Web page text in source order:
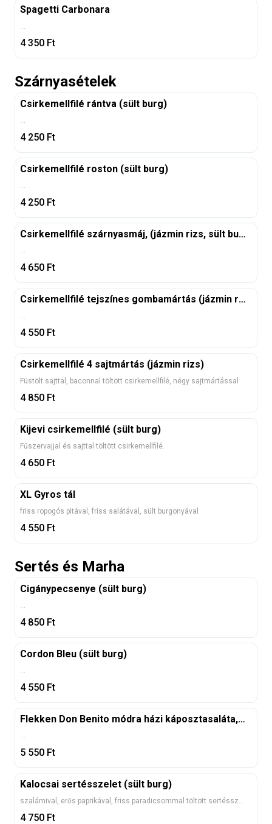
Spagetti Carbonara
...
4 350 Ft
Szárnyasételek
Csirkemellfilé rántva (sült burg)
...
4 250 Ft
Csirkemellfilé roston (sült burg)
...
4 250 Ft
Csirkemellfilé szárnyasmáj, (jázmin rizs, sült burg)
...
4 650 Ft
Csirkemellfilé tejszínes gombamártás (jázmin rizs)
...
4 550 Ft
Csirkemellfilé 4 sajtmártás (jázmin rizs)
Füstölt sajttal, baconnal töltött csirkemellfilé, négy sajtmártással
4 850 Ft
Kijevi csirkemellfilé (sült burg)
Fűszervajjal és sajttal töltött csirkemellfilé.
4 650 Ft
XL Gyros tál
friss ropogós pitával, friss salátával, sült burgonyával
4 550 Ft
Sertés és Marha
Cigánypecsenye (sült burg)
...
4 850 Ft
Cordon Bleu (sült burg)
...
4 550 Ft
Flekken Don Benito módra házi káposztasaláta, (fűszeres steakburgonya)
...
5 550 Ft
Kalocsai sertésszelet (sült burg)
szalámival, erős paprikával, friss paradicsommal töltött sertésszelet.
4 750 Ft